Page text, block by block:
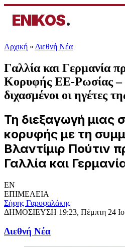
ENIKOS.
Αρχική » Διεθνή Νέα
Γαλλία και Γερμανία
Κορυφής ΕΕ-Ρωσίας –
διχασμένοι οι ηγέτες
Τη διεξαγωγή μιας
κορυφής με τη
Βλαντίμιρ Πούτιν
Γαλλία και
EN
ΕΠΙΜΕΛΕΙΑ
Σήφης Γαρυφαλάκης
ΔΗΜΟΣΙΕΥΣΗ 19:23, Πέμπτη 24
Διεθνή Νέα